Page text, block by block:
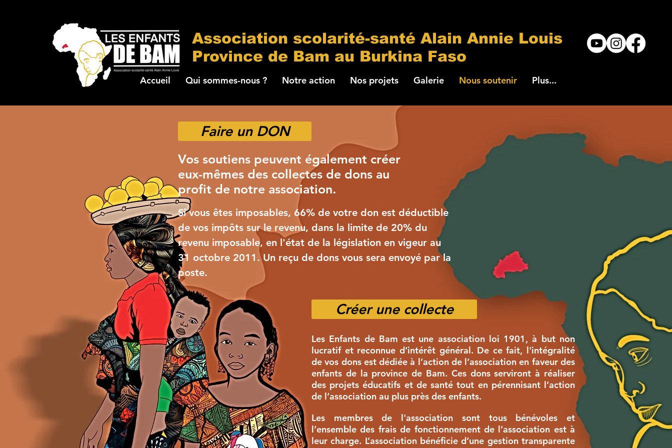
Association scolarité-santé Alain Annie Louis
Province de Bam au Burkina Faso
Accueil Qui sommes-nous ? Notre action Nos projets Galerie Nous soutenir Plus...
Faire un DON
Vos soutiens peuvent également créer
eux-mêmes des collectes de dons au
profit de notre association.
Si vous êtes imposables, 66% de votre don est déductible
de vos impôts sur le revenu, dans la limite de 20% du
revenu imposable, en l'état de la législation en vigeur au
31 octobre 2011. Un reçu de dons vous sera envoyé par la
poste.
Créer une collecte
Les Enfants de Bam est une association loi 1901, à but non
lucratif et reconnue d’intérêt général. De ce fait, l'intégralité
de vos dons est dédiée à l’action de l’association en faveur des
enfants de la province de Bam. Ces dons serviront à réaliser
des projets éducatifs et de santé tout en pérennisant l’action
de l’association au plus près des enfants.
Les membres de l'association sont tous bénévoles et
l’ensemble des frais de fonctionnement de l’association est à
leur charge. L’association bénéficie d’une gestion transparente